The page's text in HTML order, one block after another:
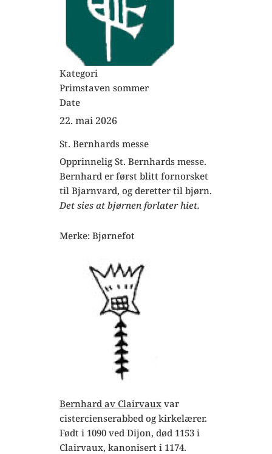
Kategori
Primstaven sommer
Date
22. mai 2026
St. Bernhards messe
Opprinnelig St. Bernhards messe.
Bernhard er først blitt fornorsket
til Bjarnvard, og deretter til bjørn.
Det sies at bjørnen forlater hiet.
Merke: Bjørnefot
Bernhard av Clairvaux var
cistercienserabbed og kirkelærer.
Født i 1090 ved Dijon, død 1153 i
Clairvaux, kanonisert i 1174.